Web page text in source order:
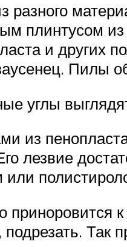
разного
плинтусом
и других
Пилы
углы
из
лезвие
или
к
подрезать.